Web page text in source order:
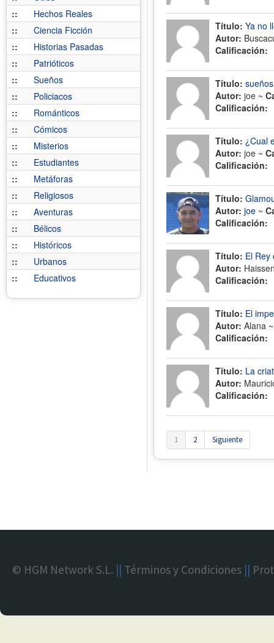
::
Hechos Reales
::
Ciencia Ficción
::
Historias Pasadas
::
Patrióticos
::
Sueños
::
Policiacos
::
Románticos
::
Cómicos
::
Misterios
::
Estudiantes
::
Metáforas
::
Religiosos
::
Aventuras
::
Bélicos
::
Históricos
::
Urbanos
::
Educativos
Título: Ya no
Autor:
Calificación:
Título:
Autor: joe ~
Calificación:
Título: ¿Cual
Autor: joe ~
Calificación:
Título:
Autor: joe ~
Calificación:
Título: El Rey
Autor:
Calificación:
Título: El
Autor: Alana
Calificación:
Título: La
Autor:
Calificación:
1 2 Siguiente
© HGM Network S.L. || Términos y Condiciones ||